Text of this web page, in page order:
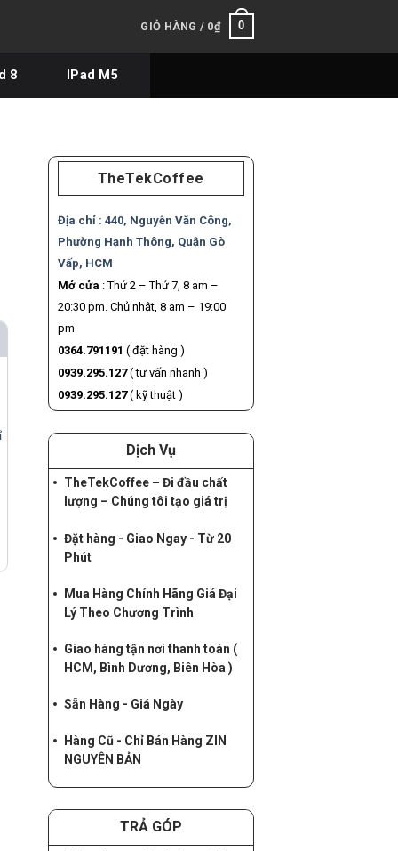
GIỎ HÀNG / 0₫ 0
8 IPad M5
TheTekCoffee
Địa chỉ : 440, Nguyễn Văn Công,
Phường Hạnh Thông, Quận Gò
Vấp, HCM
Mở cửa : Thứ 2 – Thứ 7, 8 am –
20:30 pm. Chủ nhật, 8 am – 19:00
pm
0364.791191 ( đặt hàng )
0939.295.127( tư vấn nhanh )
0939.295.127( kỹ thuật )
Dịch Vụ
TheTekCoffee – Đi đầu chất
lượng – Chúng tôi tạo giá trị
Đặt hàng - Giao Ngay - Từ 20
Phút
Mua Hàng Chính Hãng Giá Đại
Lý Theo Chương Trình
Giao hàng tận nơi thanh toán (
HCM, Bình Dương, Biên Hòa )
Sẵn Hàng - Giá Ngày
Hàng Cũ - Chỉ Bán Hàng ZIN
NGUYÊN BẢN
TRẢ GÓP